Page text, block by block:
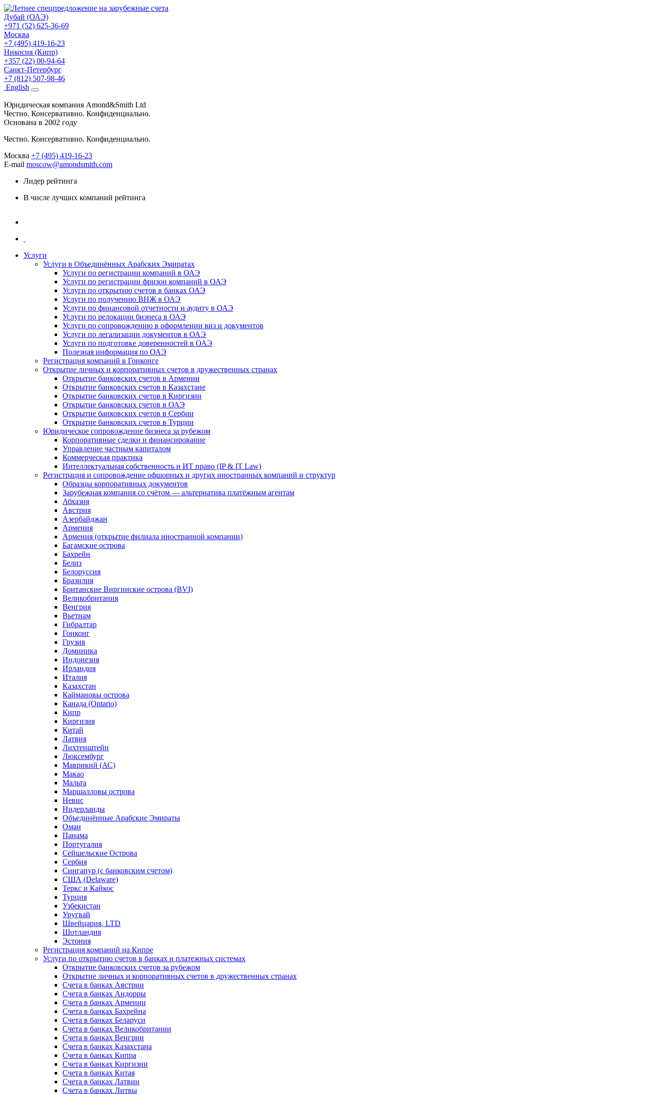
Дубай (ОАЭ)
+971 (52) 625-36-69
Москва
+7 (495) 419-16-23
Никосия (Кипр)
+357 (22) 00-94-64
Санкт-Петербург
+7 (812) 507-98-46
English
Юридическая компания Amond&Smith Ltd
Честно. Консервативно. Конфиденциально.
Основана в 2002 году
Честно. Консервативно. Конфиденциально.
Москва +7 (495) 419-16-23
E-mail moscow@amondsmith.com
Лидер рейтинга
В числе лучших компаний рейтинга
Услуги
Услуги в Объединённых Арабских Эмиратах
Услуги по регистрации компаний в ОАЭ
Услуги по регистрации фризон компаний в ОАЭ
Услуги по открытию счетов в банках ОАЭ
Услуги по получению ВНЖ в ОАЭ
Услуги по финансовой отчетности и аудиту в ОАЭ
Услуги по релокации бизнеса в ОАЭ
Услуги по сопровождению в оформлении виз и документов
Услуги по легализации документов в ОАЭ
Услуги по подготовке доверенностей в ОАЭ
Полезная информация по ОАЭ
Регистрация компаний в Гонконге
Открытие личных и корпоративных счетов в дружественных странах
Открытие банковских счетов в Армении
Открытие банковских счетов в Казахстане
Открытие банковских счетов в Киргизии
Открытие банковских счетов в ОАЭ
Открытие банковских счетов в Сербии
Открытие банковских счетов в Турции
Юридическое сопровождение бизнеса за рубежом
Корпоративные сделки и финансирование
Управление частным капиталом
Коммерческая практика
Интеллектуальная собственность и ИТ право (IP & IT Law)
Регистрация и сопровождение офшорных и других иностранных компаний и структур
Образцы корпоративных документов
Зарубежная компания со счётом — альтернатива платёжным агентам
Абхазия
Австрия
Азербайджан
Армения
Армения (открытие филиала иностранной компании)
Багамские острова
Бахрейн
Белиз
Белоруссия
Бразилия
Британские Виргинские острова (BVI)
Великобритания
Венгрия
Вьетнам
Гибралтар
Гонконг
Грузия
Доминика
Индонезия
Ирландия
Италия
Казахстан
Каймановы острова
Канада (Ontario)
Кипр
Киргизия
Китай
Латвия
Лихтенштейн
Люксембург
Маврикий (АС)
Макао
Мальта
Маршалловы острова
Нeвис
Нидерланды
Объединённые Арабские Эмираты
Оман
Панама
Португалия
Сейшельские Острова
Сербия
Сингапур (c банковским счетом)
США (Delaware)
Теркс и Кайкос
Турция
Узбекистан
Уругвай
Швейцария, LTD
Шотландия
Эстония
Регистрация компаний на Кипре
Услуги по открытию счетов в банках и платежных системах
Открытие банковских счетов за рубежом
Открытие личных и корпоративных счетов в дружественных странах
Счета в банках Австрии
Счета в банках Андорры
Счета в банках Армении
Счета в банках Бахрейна
Счета в банках Беларуси
Счета в банках Великобритании
Счета в банках Венгрии
Счета в банках Казахстана
Счета в банках Кипра
Счета в банках Киргизии
Счета в банках Китая
Счета в банках Латвии
Счета в банках Литвы